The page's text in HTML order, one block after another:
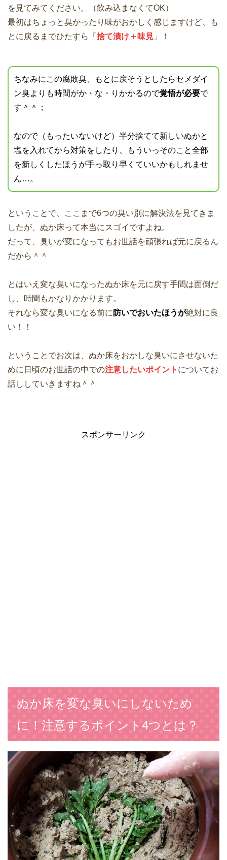
を見てみてください。（飲み込まなくてOK）
最初はちょっと臭かったり味がおかしく感じますけど、も
とに戻るまでひたすら「 捨て漬け＋味見 」！
ちなみにこの腐敗臭、もとに戻そうとしたらセメダイ
ン臭よりも時間がか・な・りかかるので覚悟が必要で
す＾＾；
なので（もったいないけど）半分捨てて新しいぬかと
塩を入れてから対策をしたり、もういっそのこと全部
を新しくしたほうが手っ取り早くていいかもしれませ
ん…。
ということで、ここまで6つの臭い別に解決法を見てきま
したが、ぬか床って本当にスゴイですよね。
だって、臭いが変になってもお世話を頑張れば元に戻るん
だから＾＾
とはいえ変な臭いになったぬか床を元に戻す手間は面倒だ
し、時間もかなりかかります。
それなら変な臭いになる前に 防いでおいたほうが絶対に良
い！！
ということでお次は、ぬか床をおかしな臭いにさせないた
めに日頃のお世話の中での注意したいポイント についてお
話ししていきますね＾＾
スポンサーリンク
ぬか床を変な臭いにしないため
に！注意するポイント4つとは？